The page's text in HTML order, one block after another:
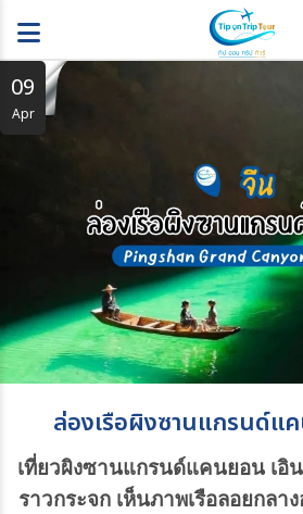
09
Apr
ล่องเรือผิงซานแกรนด์แ
เที่ยวผิงซานแกรนด์แคนยอน เอิ
ราวกระจก เห็นภาพเรือลอยกลา